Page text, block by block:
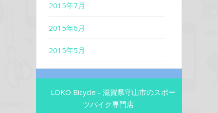
2015年7月
2015年6月
2015年5月
LOKO Bicycle - 滋賀県守山市のスポー
ツバイク専門店